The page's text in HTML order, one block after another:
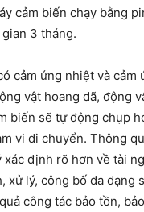
cảm biến chạy bằng
3 tháng.
cảm ứng nhiệt và cảm
vật hoang dã, động
biến sẽ tự động chụp
vi di chuyển. Thông
xác định rõ hơn về tài
xử lý, công bố đa dạng
công tác bảo tồn,